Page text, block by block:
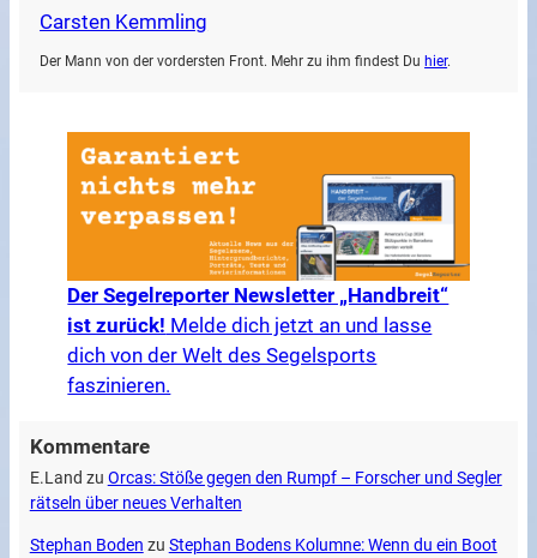
Carsten Kemmling
Der Mann von der vordersten Front. Mehr zu ihm findest Du hier.
Der Segelreporter Newsletter „Handbreit“
ist zurück! Melde dich jetzt an und lasse
dich von der Welt des Segelsports
faszinieren.
Kommentare
E.Land zu Orcas: Stöße gegen den Rumpf – Forscher und Segler
rätseln über neues Verhalten
Stephan Boden zu Stephan Bodens Kolumne: Wenn du ein Boot